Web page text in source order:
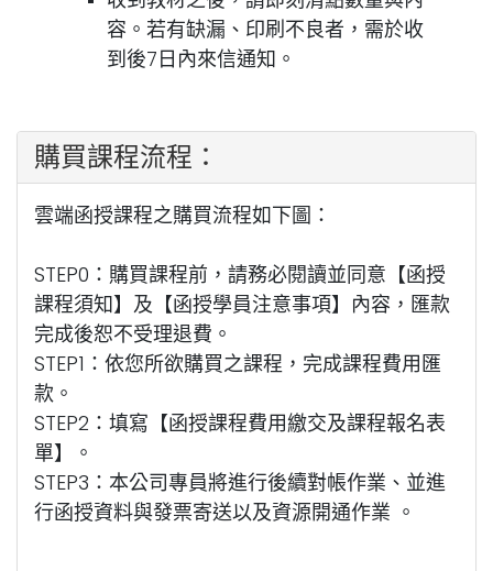
容。若有缺漏、印刷不良者，需於收
到後7日內來信通知。
購買課程流程：
雲端函授課程之購買流程如下圖：
STEP0：購買課程前，請務必閱讀並同意【函授
課程須知】及【函授學員注意事項】內容，匯款
完成後恕不受理退費。
STEP1：依您所欲購買之課程，完成課程費用匯
款。
STEP2：填寫【函授課程費用繳交及課程報名表
單】。
STEP3：本公司專員將進行後續對帳作業、並進
行函授資料與發票寄送以及資源開通作業 。